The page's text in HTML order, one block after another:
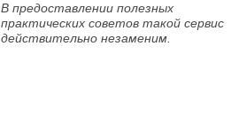
В предоставлении полезных
практических советов такой сервис
действительно незаменим.